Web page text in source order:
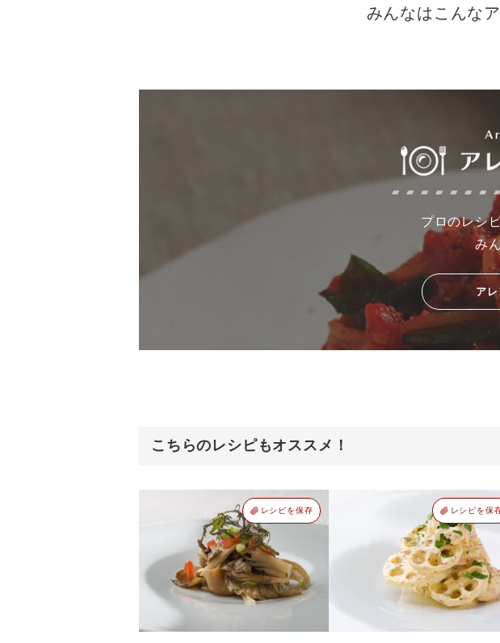
みんなはこんな
プロのレシ
み
ア
こちらのレシピもオススメ！
レシピを保存 レシピを保